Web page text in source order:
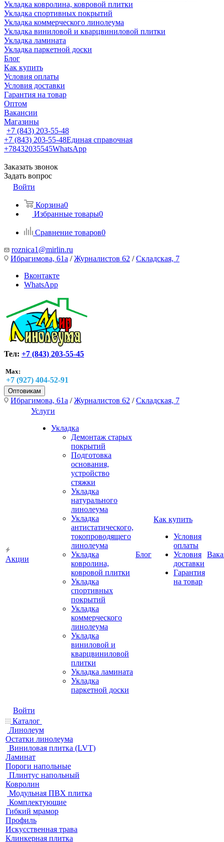
Укладка ковролина, ковровой плитки
Укладка спортивных покрытий
Укладка коммерческого линолеума
Укладка виниловой и кварцвиниловой плитки
Укладка ламината
Укладка паркетной доски
Блог
Как купить
Условия оплаты
Условия доставки
Гарантия на товар
Оптом
Вакансии
Магазины
+7 (843) 203-55-48
+7 (843) 203-55-48Единая справочная
+78432035545WhatsApp
Заказать звонок
Задать вопрос
Войти
Корзина0
Избранные товары0
Сравнение товаров0
roznica1@mirlin.ru
Ибрагимова, 61а /Журналистов 62 /Складская, 7
Вконтакте
WhatsApp
Тел: +7 (843) 203-55-45
Max:
+7 (927) 404-52-91
Оптовикам
Ибрагимова, 61а /Журналистов 62 /Складская, 7
Акции
Услуги
Укладка
Демонтаж старых
покрытий
Подготовка
основания,
устройство
стяжки
Укладка
натурального
линолеума
Укладка
антистатического,
токопроводящего
линолеума
Укладка
ковролина,
ковровой плитки
Укладка
спортивных
покрытий
Укладка
коммерческого
линолеума
Укладка
виниловой и
кварцвиниловой
плитки
Укладка ламината
Укладка
паркетной доски
Блог
Как купить
Условия
оплаты
Условия
доставки
Гарантия
на товар
Войти
Каталог
Линолеум
Остатки линолеума
Виниловая плитка (LVT)
Ламинат
Пороги напольные
Плинтус напольный
Ковролин
Модульная ПВХ плитка
Комплектующие
Гибкий мрамор
Профиль
Искусственная трава
Клинкерная плитка